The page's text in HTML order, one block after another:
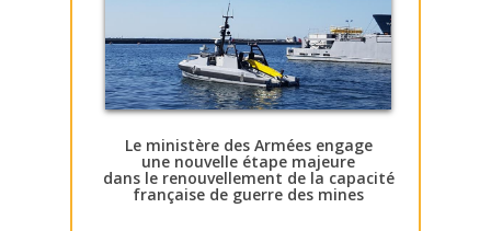
Le ministère des Armées engage
une nouvelle étape majeure
dans le renouvellement de la capacité
française de guerre des mines